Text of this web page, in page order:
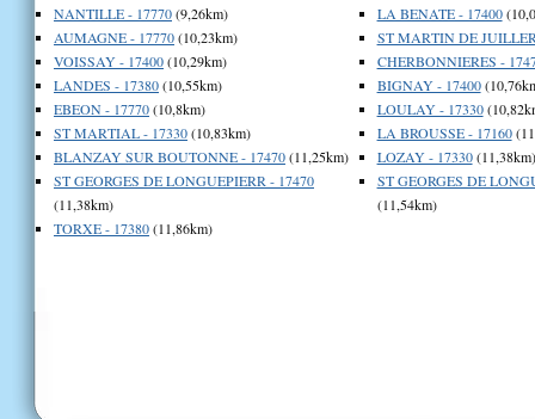
NANTILLE - 17770(9,26km)
AUMAGNE - 17770(10,23km)
VOISSAY - 17400(10,29km)
LANDES - 17380(10,55km)
EBEON - 17770(10,8km)
ST MARTIAL - 17330(10,83km)
BLANZAY SUR BOUTONNE - 17470(11,25km)
ST GEORGES DE LONGUEPIERR - 17470
(11,38km)
TORXE - 17380(11,86km)
LA BENATE - 17400
ST MARTIN DE
CHERBONNIERES -
BIGNAY - 17400
LOULAY - 17330
LA BROUSSE - 17160
LOZAY - 17330(11,38km)
ST GEORGES DE
(11,54km)